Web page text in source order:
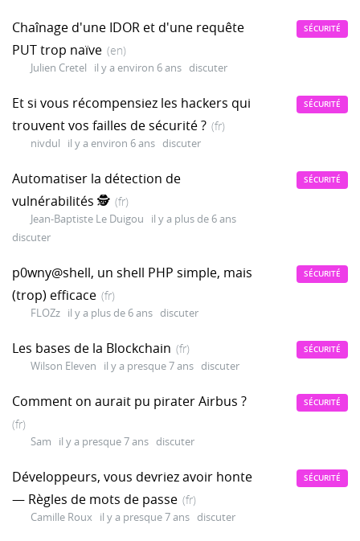
Chaînage d'une IDOR et d'une requête
PUT trop naïve (en)
Julien Cretel il y a environ 6 ans discuter
SÉCURITÉ
Et si vous récompensiez les hackers qui
trouvent vos failles de sécurité ? (fr)
nivdul il y a environ 6 ans discuter
SÉCURITÉ
Automatiser la détection de
vulnérabilités 🕵️ (fr)
Jean-Baptiste Le Duigou
il y a plus de 6 ans
discuter
SÉCURITÉ
p0wny​@​shell, un shell PHP simple, mais
(trop) efficace (fr)
FLOZz il y a plus de 6 ans discuter
SÉCURITÉ
Les bases de la Blockchain (fr)
Wilson Eleven il y a presque 7 ans discuter
SÉCURITÉ
Comment on aurait pu pirater Airbus ?
(fr)
Sam il y a presque 7 ans discuter
SÉCURITÉ
Développeurs, vous devriez avoir honte
— Règles de mots de passe (fr)
Camille Roux il y a presque 7 ans discuter
SÉCURITÉ